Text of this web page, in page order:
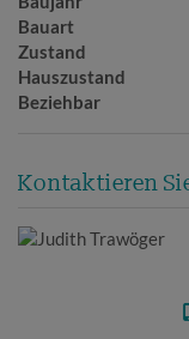
Bauart
Zustand
Hauszustand
Beziehbar
Kontaktieren